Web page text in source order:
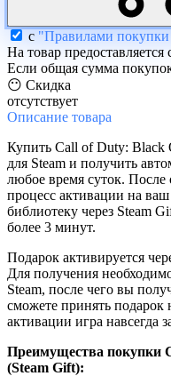
с "Правилами покупки
На товар
Если общая сумма
😶 Скидка
отсутствует
Описание товара
Купить Call of Duty:
для Steam и получить
любое время суток. После
процесс активации на ваш
библиотеку через Steam
более 3 минут.
Подарок активируется
Для получения
Steam, после чего вы
сможете принять подарок
активации игра навсегда
Преимущества покупки
(Steam Gift):